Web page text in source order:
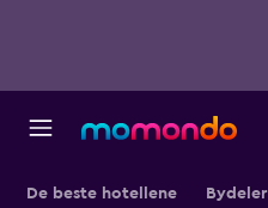
De beste hotellene Bydeler